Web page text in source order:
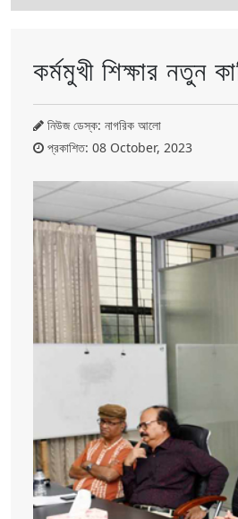
কর্মমুখী শিক্ষার নতুন
নিউজ ডেস্ক: নাগরিক আলো
প্রকাশিত: 08 October, 2023